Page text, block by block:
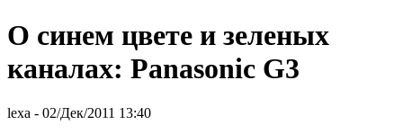
О синем цвете и зеленых
каналах: Panasonic G3
lexa - 02/Дек/2011 13:40